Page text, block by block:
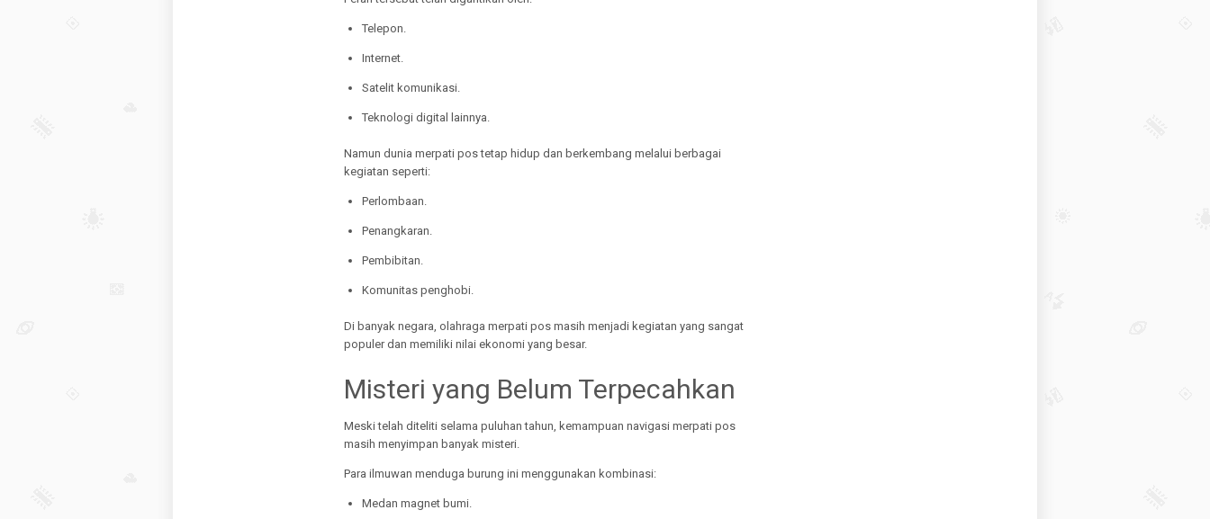
Telepon.
Internet.
Satelit komunikasi.
Teknologi digital lainnya.
Namun dunia merpati pos tetap hidup dan berkembang melalui berbagai
kegiatan seperti:
Perlombaan.
Penangkaran.
Pembibitan.
Komunitas penghobi.
Di banyak negara, olahraga merpati pos masih menjadi kegiatan yang sangat
populer dan memiliki nilai ekonomi yang besar.
Misteri yang Belum Terpecahkan
Meski telah diteliti selama puluhan tahun, kemampuan navigasi merpati pos
masih menyimpan banyak misteri.
Para ilmuwan menduga burung ini menggunakan kombinasi:
Medan magnet bumi.